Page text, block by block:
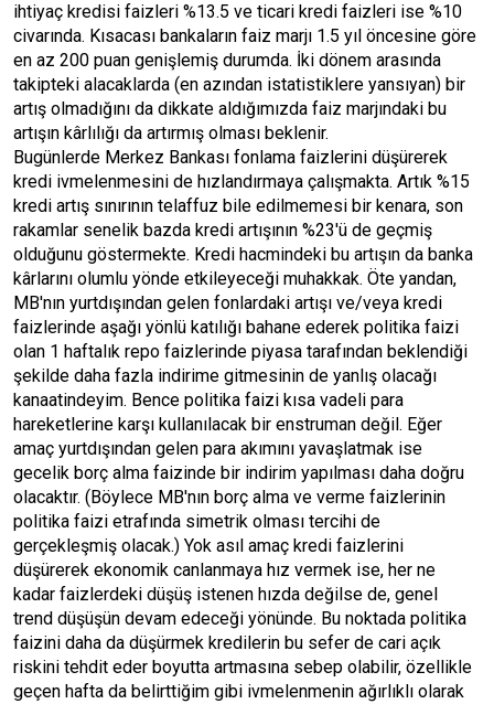
ihtiyaç kredisi faizleri %13.5 ve ticari kredi faizleri ise %10
civarında. Kısacası bankaların faiz marjı 1.5 yıl öncesine göre
en az 200 puan genişlemiş durumda. İki dönem arasında
takipteki alacaklarda (en azından istatistiklere yansıyan) bir
artış olmadığını da dikkate aldığımızda faiz marjındaki bu
artışın kârlılığı da artırmış olması beklenir.
Bugünlerde Merkez Bankası fonlama faizlerini düşürerek
kredi ivmelenmesini de hızlandırmaya çalışmakta. Artık %15
kredi artış sınırının telaffuz bile edilmemesi bir kenara, son
rakamlar senelik bazda kredi artışının %23'ü de geçmiş
olduğunu göstermekte. Kredi hacmindeki bu artışın da banka
kârlarını olumlu yönde etkileyeceği muhakkak. Öte yandan,
MB'nın yurtdışından gelen fonlardaki artışı ve/veya kredi
faizlerinde aşağı yönlü katılığı bahane ederek politika faizi
olan 1 haftalık repo faizlerinde piyasa tarafından beklendiği
şekilde daha fazla indirime gitmesinin de yanlış olacağı
kanaatindeyim. Bence politika faizi kısa vadeli para
hareketlerine karşı kullanılacak bir enstruman değil. Eğer
amaç yurtdışından gelen para akımını yavaşlatmak ise
gecelik borç alma faizinde bir indirim yapılması daha doğru
olacaktır. (Böylece MB'nın borç alma ve verme faizlerinin
politika faizi etrafında simetrik olması tercihi de
gerçekleşmiş olacak.) Yok asıl amaç kredi faizlerini
düşürerek ekonomik canlanmaya hız vermek ise, her ne
kadar faizlerdeki düşüş istenen hızda değilse de, genel
trend düşüşün devam edeceği yönünde. Bu noktada politika
faizini daha da düşürmek kredilerin bu sefer de cari açık
riskini tehdit eder boyutta artmasına sebep olabilir, özellikle
geçen hafta da belirttiğim gibi ivmelenmenin ağırlıklı olarak